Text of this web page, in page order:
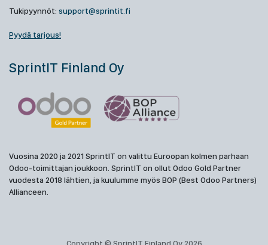
Tukipyynnöt: support@sprintit.fi
Pyydä tarjous!
SprintIT Finland Oy
Vuosina 2020 ja 2021 SprintIT on valittu Euroopan kolmen parhaan
Odoo-toimittajan joukkoon. SprintIT on ollut Odoo Gold Partner
vuodesta 2018 lähtien, ja kuulumme myös BOP (Best Odoo Partners)
Allianceen.
Copyright © SprintIT Finland Oy 2026